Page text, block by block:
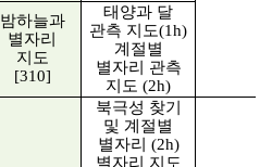
밤하늘과
별자리
지도
[310]
태양과 달
관측 지도(1h)
계절별
별자리 관측
지도 (2h)
북극성 찾기
및 계절별
별자리 (2h)
별자리 지도